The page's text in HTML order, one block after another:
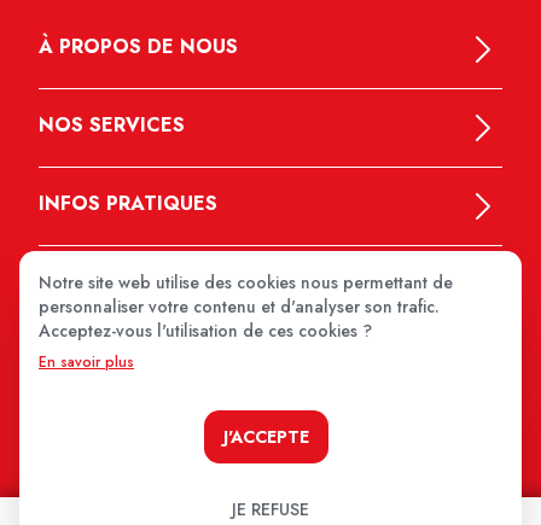
À PROPOS DE NOUS
NOS SERVICES
INFOS PRATIQUES
Notre site web utilise des cookies nous permettant de
personnaliser votre contenu et d'analyser son trafic.
Acceptez-vous l'utilisation de ces cookies ?
En savoir plus
J'ACCEPTE
JE REFUSE